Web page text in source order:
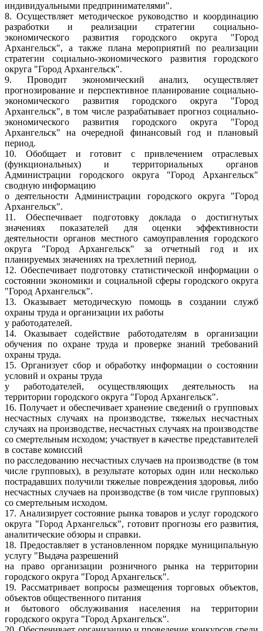
индивидуальными предпринимателями".
8. Осуществляет методическое руководство и координацию
разработки и реализации стратегии социально-
экономического развития городского округа "Город
Архангельск", а также плана мероприятий по реализации
стратегии социально-экономического развития городского
округа "Город Архангельск".
9. Проводит экономический анализ, осуществляет
прогнозирование и перспективное планирование социально-
экономического развития городского округа "Город
Архангельск", в том числе разрабатывает прогноз социально-
экономического развития городского округа "Город
Архангельск" на очередной финансовый год и плановый
период.
10. Обобщает и готовит с привлечением отраслевых
(функциональных) и территориальных органов
Администрации городского округа "Город Архангельск"
сводную информацию
о деятельности Администрации городского округа "Город
Архангельск".
11. Обеспечивает подготовку доклада о достигнутых
значениях показателей для оценки эффективности
деятельности органов местного самоуправления городского
округа "Город Архангельск" за отчетный год и их
планируемых значениях на трехлетний период.
12. Обеспечивает подготовку статистической информации о
состоянии экономики и социальной сферы городского округа
"Город Архангельск".
13. Оказывает методическую помощь в создании служб
охраны труда и организации их работы
у работодателей.
14. Оказывает содействие работодателям в организации
обучения по охране труда и проверке знаний требований
охраны труда.
15. Организует сбор и обработку информации о состоянии
условий и охраны труда
у работодателей, осуществляющих деятельность на
территории городского округа "Город Архангельск".
16. Получает и обеспечивает хранение сведений о групповых
несчастных случаях на производстве, тяжелых несчастных
случаях на производстве, несчастных случаях на производстве
со смертельным исходом; участвует в качестве представителей
в составе комиссий
по расследованию несчастных случаев на производстве (в том
числе групповых), в результате которых один или несколько
пострадавших получили тяжелые повреждения здоровья, либо
несчастных случаев на производстве (в том числе групповых)
со смертельным исходом.
17. Анализирует состояние рынка товаров и услуг городского
округа "Город Архангельск", готовит прогнозы его развития,
аналитические обзоры и справки.
18. Предоставляет в установленном порядке муниципальную
услугу "Выдача разрешений
на право организации розничного рынка на территории
городского округа "Город Архангельск".
19. Рассматривает вопросы размещения торговых объектов,
объектов общественного питания
и бытового обслуживания населения на территории
городского округа "Город Архангельск".